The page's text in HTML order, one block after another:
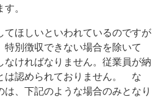
。
てほしいといわれているのですが
別徴収できない場合を除いて
なければなりません。従業員が納
は認められておりません。 な
は、下記のような場合のみとなり